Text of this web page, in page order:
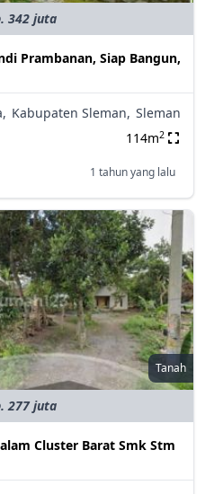
342 juta
Prambanan, Siap Bangun,
Kabupaten Sleman, Sleman
114m2
1 tahun yang lalu
Tanah
277 juta
Cluster Barat Smk Stm